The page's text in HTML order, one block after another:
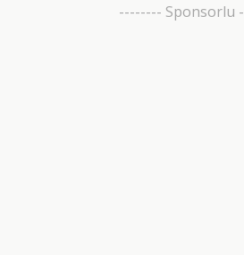
-------- Sponsorlu